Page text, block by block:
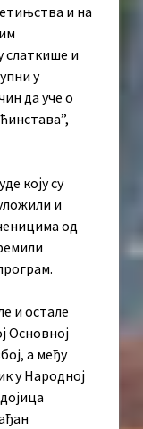
и на
слаткише и
у
да уче о
коју су
и
од
и остале
Основној
а међу
у Народној